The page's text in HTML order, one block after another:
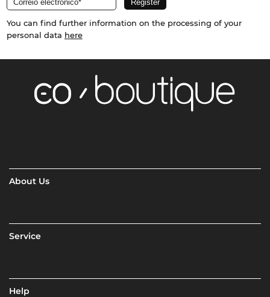
You can find further information on the processing of your
personal data here
About Us
Service
Help